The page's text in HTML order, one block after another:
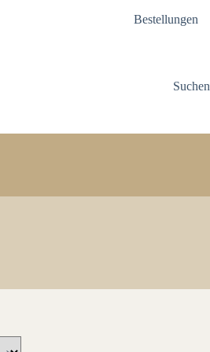
Bestellungen
Suchen